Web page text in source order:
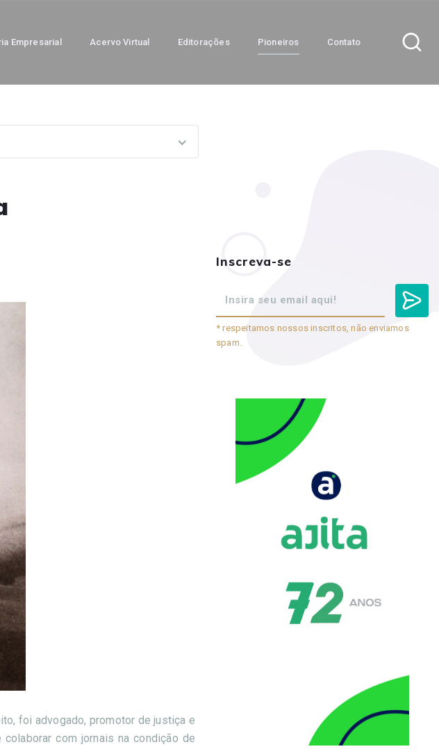
Empresarial Acervo Virtual Editorações Pioneiros Contato
foi advogado, promotor de justiça e
com jornais na condição de
Inscreva-se
* respeitamos nossos inscritos, não enviamos
spam.